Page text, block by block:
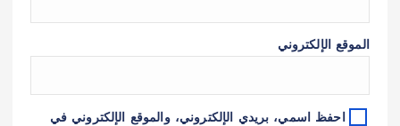
الموقع الإلكتروني
احفظ اسمي، بريدي الإلكتروني، والموقع الإلكتروني في